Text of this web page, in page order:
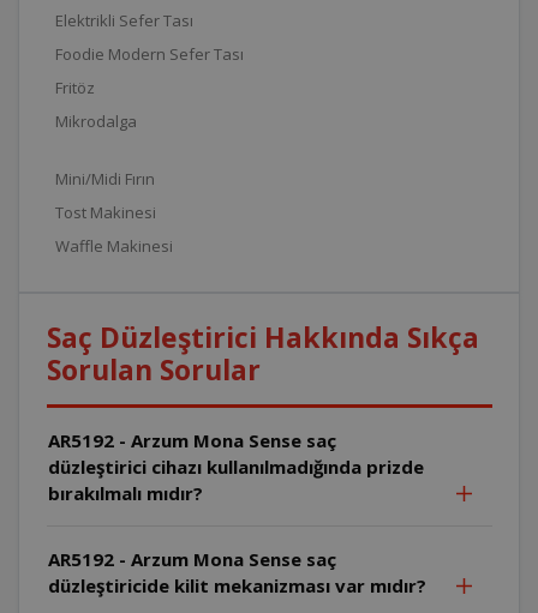
Elektrikli Sefer Tası
Foodie Modern Sefer Tası
Fritöz
Mikrodalga
Mini/Midi Fırın
Tost Makinesi
Waffle Makinesi
Saç Düzleştirici Hakkında Sıkça
Sorulan Sorular
AR5192 - Arzum Mona Sense saç
düzleştirici cihazı kullanılmadığında prizde
bırakılmalı mıdır?
AR5192 - Arzum Mona Sense saç
düzleştiricide kilit mekanizması var mıdır?